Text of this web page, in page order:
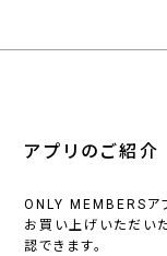
アプリのご紹介
ONLY MEMBERSア
お買い上げいただい
認できます。